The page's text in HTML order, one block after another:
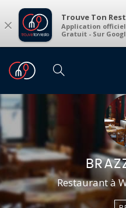
× Trouve Ton
Application
Gratuit - Sur
Restaurant à